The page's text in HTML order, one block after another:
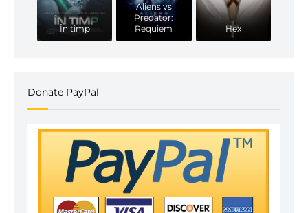
În timp
Aliens vs
Predator:
Requiem
Hex
Donate PayPal